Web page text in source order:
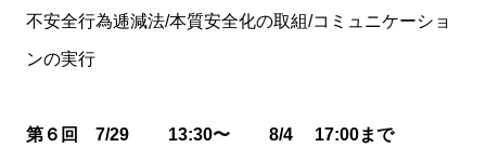
不安全行為逓減法/本質安全化の取組/コミュニケーショ
ンの実行
第６回 7/29 13:30〜 8/4 17:00まで